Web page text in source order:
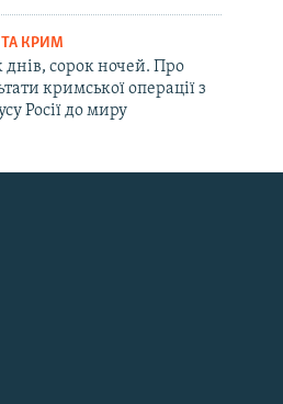
ТА КРИМ
днів, сорок ночей. Про
кримської операції з
Росії до миру